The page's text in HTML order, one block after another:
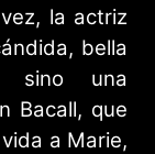
la actriz
bella
sino una
Bacall, que
a Marie,